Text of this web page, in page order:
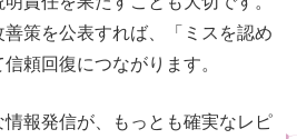
策を公表すれば、「ミスを認め
頼回復につながります。
報発信が、もっとも確実なレピ